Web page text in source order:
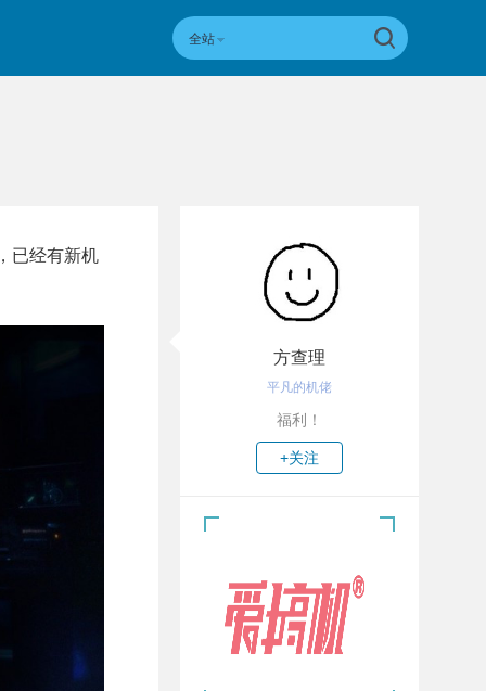
全站
已经有新机
方查理
平凡的机佬
福利！
+关注